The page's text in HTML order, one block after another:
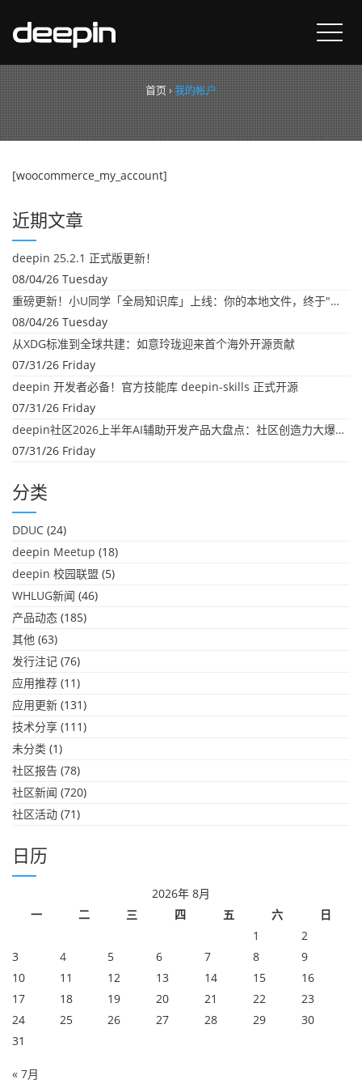
首页 ›我的帐户
[woocommerce_my_account]
近期文章
deepin 25.2.1 正式版更新！
08/04/26 Tuesday
重磅更新！小U同学「全局知识库」上线：你的本地文件，终于"活"起来了
08/04/26 Tuesday
从XDG标准到全球共建：如意玲珑迎来首个海外开源贡献
07/31/26 Friday
deepin 开发者必备！官方技能库 deepin-skills 正式开源
07/31/26 Friday
deepin社区2026上半年AI辅助开发产品大盘点：社区创造力大爆发！
07/31/26 Friday
分类
DDUC (24)
deepin Meetup (18)
deepin 校园联盟 (5)
WHLUG新闻 (46)
产品动态 (185)
其他 (63)
发行注记 (76)
应用推荐 (11)
应用更新 (131)
技术分享 (111)
未分类 (1)
社区报告 (78)
社区新闻 (720)
社区活动 (71)
日历
2026年 8月
一
二 三 四 五 六
日
1
2
3
4 5 6 7 8
9
10
11 12 13 14 15
16
17
18 19 20 21 22
23
24
25 26 27 28 29
30
31
« 7月